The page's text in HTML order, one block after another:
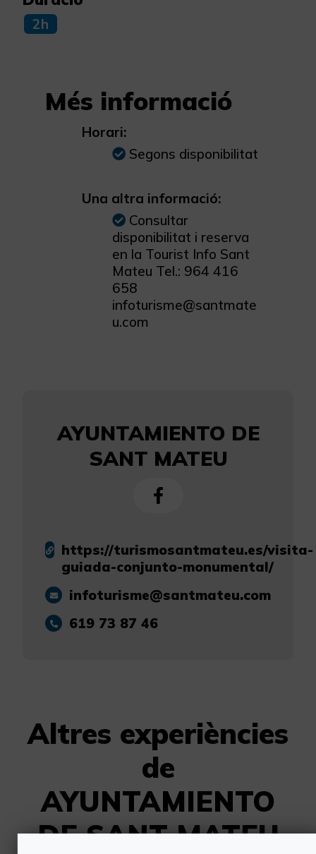
2h
Més informació
Horari:
Segons disponibilitat
Una altra informació:
Consultar
disponibilitat i reserva
en la Tourist Info Sant
Mateu Tel.: 964 416
658
infoturisme@santmate
u.com
AYUNTAMIENTO DE
SANT MATEU
https://turismosantmateu.es/visita-
guiada-conjunto-monumental/
infoturisme@santmateu.com
619 73 87 46
Altres experiències
de
AYUNTAMIENTO
DE SANT MATEU